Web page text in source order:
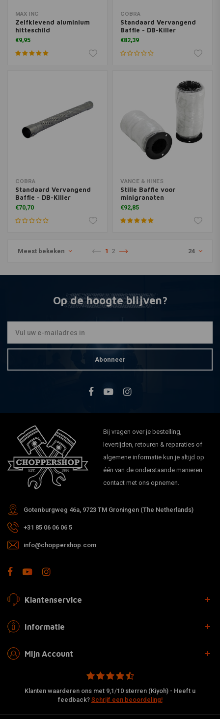
MAX INC
Zelfklevend aluminium
hitteschild
€9,95
COBRA
Standaard Vervangend
Baffle - DB-Killer
€82,39
COBRA
Standaard Vervangend
Baffle - DB-Killer
€70,70
VANCE & HINES
Stille Baffle voor
minigranaten
€92,85
Meest bekeken 1 2 24
Op de hoogte blijven?
Abonneer
Bij vragen over je bestelling,
levertijden, retouren & reparaties of
algemene informatie kun je altijd op
één van de onderstaande manieren
contact met ons opnemen.
Gotenburgweg 46a, 9723 TM Groningen (The Netherlands)
+31 85 06 06 06 5
info@choppershop.com
Klantenservice
Informatie
Mijn Account
Klanten waarderen ons met 9,1/10 sterren (Kiyoh) - Heeft u
feedback? Schrijf een beoordeling!